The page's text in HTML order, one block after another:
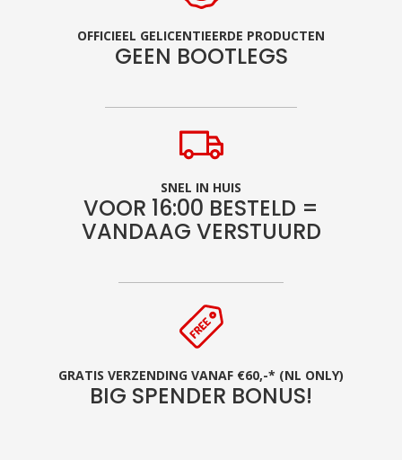
OFFICIEEL GELICENTIEERDE PRODUCTEN
GEEN BOOTLEGS
SNEL IN HUIS
VOOR 16:00 BESTELD =
VANDAAG VERSTUURD
GRATIS VERZENDING VANAF €60,-* (NL ONLY)
BIG SPENDER BONUS!